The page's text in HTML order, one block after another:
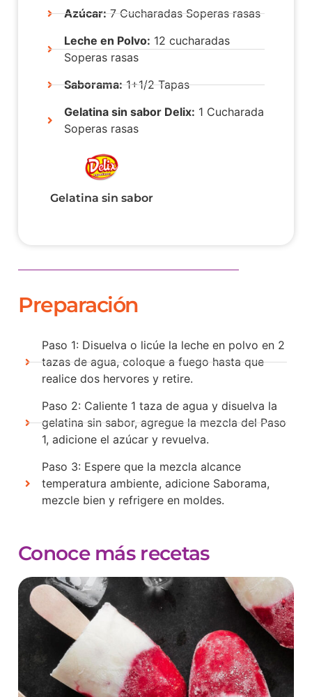
Azúcar:7 Cucharadas Soperas rasas
Leche en Polvo: 12 cucharadas
Soperas rasas
Saborama:1+1/2 Tapas
Gelatina sin sabor Delix: 1 Cucharada
Soperas rasas
Gelatina sin sabor
Preparación
Paso 1: Disuelva o licúe la leche en polvo en 2
tazas de agua, coloque a fuego hasta que
realice dos hervores y retire.
Paso 2: Caliente 1 taza de agua y disuelva la
gelatina sin sabor, agregue la mezcla del Paso
1, adicione el azúcar y revuelva.
Paso 3: Espere que la mezcla alcance
temperatura ambiente, adicione Saborama,
mezcle bien y refrigere en moldes.
Conoce más recetas